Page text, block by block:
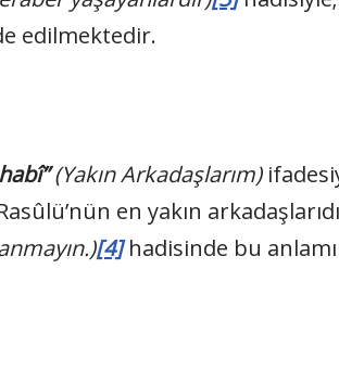
edilmektedir.
(Yakın Arkadaşlarım)
en yakın
[4] hadisinde bu